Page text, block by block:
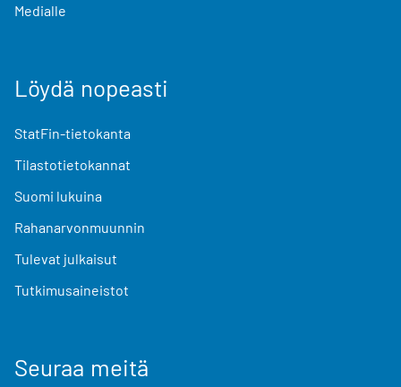
Medialle
Löydä nopeasti
StatFin-tietokanta
Tilastotietokannat
Suomi lukuina
Rahanarvonmuunnin
Tulevat julkaisut
Tutkimusaineistot
Seuraa meitä